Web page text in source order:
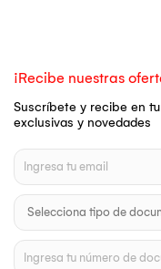
¡Recibe nuestras
Suscríbete y recibe en
exclusivas y novedades